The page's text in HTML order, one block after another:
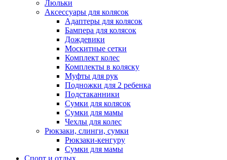
Люльки
Аксессуары для колясок
Адаптеры для колясок
Бампера для колясок
Дождевики
Москитные сетки
Комплект колес
Комплекты в коляску
Муфты для рук
Подножки для 2 ребенка
Подстаканники
Сумки для колясок
Сумки для мамы
Чехлы для колес
Рюкзаки, слинги, сумки
Рюкзаки-кенгуру
Сумки для мамы
Спорт и отдых